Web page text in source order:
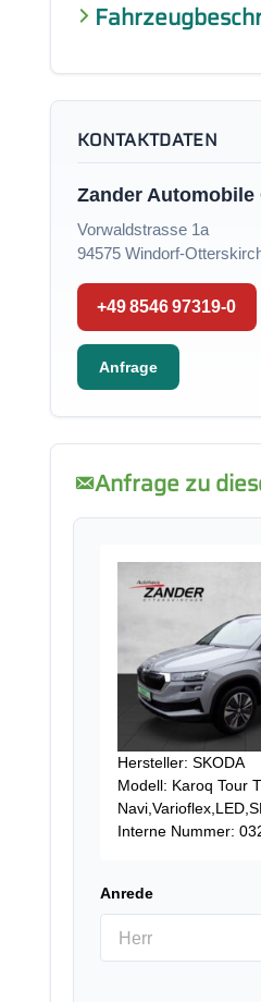
KONTAKTDATEN
Zander Automobile
Vorwaldstrasse 1a
94575 Windorf-
+49 8546 97319-0
Anfrage
Anfrage zu
Hersteller: SKODA
Modell: Karoq Tour
Interne Nummer:
Anrede